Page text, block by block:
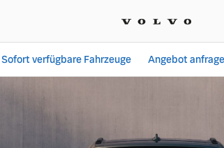
bei
Sofort verfügbare Fahrzeuge Angebot